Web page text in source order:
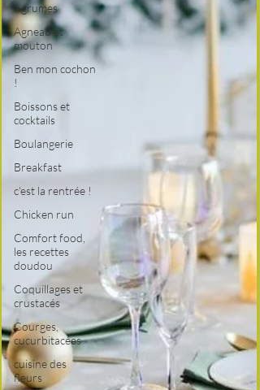
Agrumes
Agneau et
mouton
Ben mon cochon
!
Boissons et
cocktails
Boulangerie
Breakfast
c'est la rentrée !
Chicken run
Comfort food,
les recettes
doudou
Coquillages et
crustacés
Courges,
cucurbitacées
cuisine des
fleurs